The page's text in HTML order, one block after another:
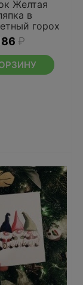
Желтая
в
горох
₽